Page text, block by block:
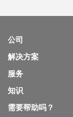
公司
解决方案
服务
知识
需要帮助吗？